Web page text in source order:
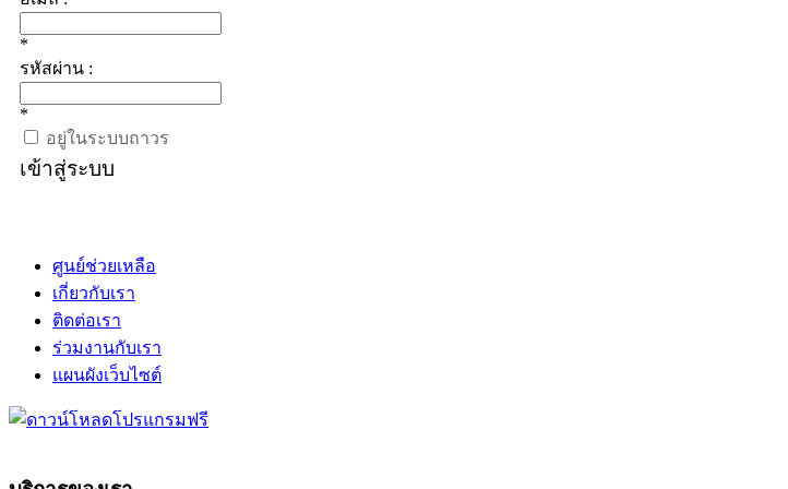
*
รหัสผ่าน :
*
อยู่ในระบบถาวร
เข้าสู่ระบบ
ศูนย์ช่วยเหลือ
เกี่ยวกับเรา
ติดต่อเรา
ร่วมงานกับเรา
แผนผังเว็บไซต์